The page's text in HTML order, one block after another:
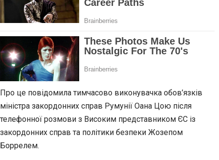
Про це повідомила тимчасово виконувачка обов’язків
міністра закордонних справ Румунії Оана Цою після
телефонної розмови з Високим представником ЄС із
закордонних справ та політики безпеки Жозепом
Боррелем.